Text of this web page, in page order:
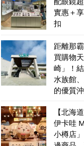
實惠＋
扣
距離那
買購物
崎」！
水族館
的優質
【北海
伊卡哇
小樽店